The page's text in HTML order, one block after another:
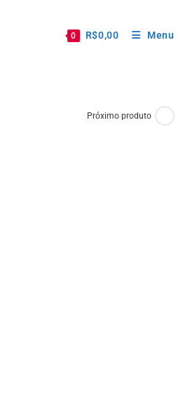
0 R$0,00 Menu
Próximo produto